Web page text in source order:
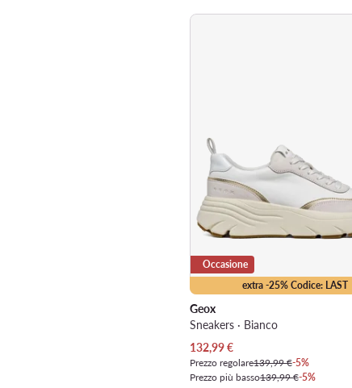
extra -25% Codice: LAST
Occasione
Geox
Sneakers · Bianco
Prezzo attuale
132,99€
Prezzo regolare139,99 €-5%
Prezzo più basso139,99 €-5%